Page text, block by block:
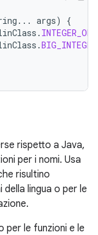
... args)
{
. INTEGER_ONE
.
rispetto a Java,
per i nomi. Usa
risultino
lingua o per le
per le funzioni e le